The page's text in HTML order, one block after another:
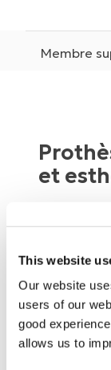
This website
Our website
users of our
good
allows us to
Membre
et
supérieur.